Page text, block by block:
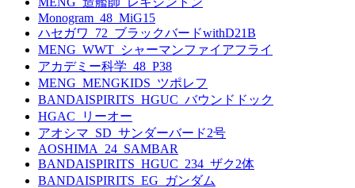
Monogram_48_MiG15
ハセガワ_72_ブラックバードwithD21B
MENG_WWT_シャーマンファイアフライ
アカデミー科学_48_P38
MENG_MENGKIDS_ツポレフ
BANDAISPIRITS_HGUC_バウンドドック
HGAC_リーオー
アオシマ_SD_サンダーバード2号
AOSHIMA_24_SAMBAR
BANDAISPIRITS_HGUC_234_ザク2体
BANDAISPIRITS_EG_ガンダム